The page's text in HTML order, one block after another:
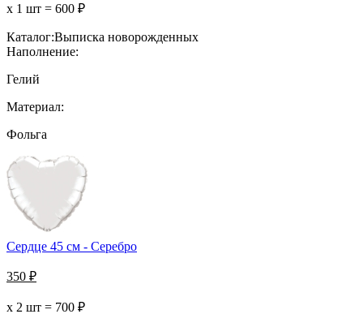
х 1 шт = 600 ₽
Каталог:Выписка новорожденных
Наполнение:
Гелий
Материал:
Фольга
Сердце 45 см - Серебро
350 ₽
х 2 шт = 700 ₽